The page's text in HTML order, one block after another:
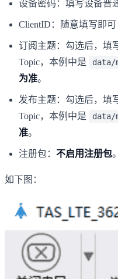
设备密码：填写设备普
ClientID：随意填写即可
订阅主题：勾选后，填
Topic，本例中是
data/
为准。
发布主题：勾选后，填
Topic，本例中是
data/
准。
注册包： 不启用注册包
如下图：